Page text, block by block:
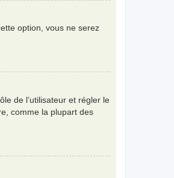
option, vous ne serez
de l’utilisateur et régler le
comme la plupart des